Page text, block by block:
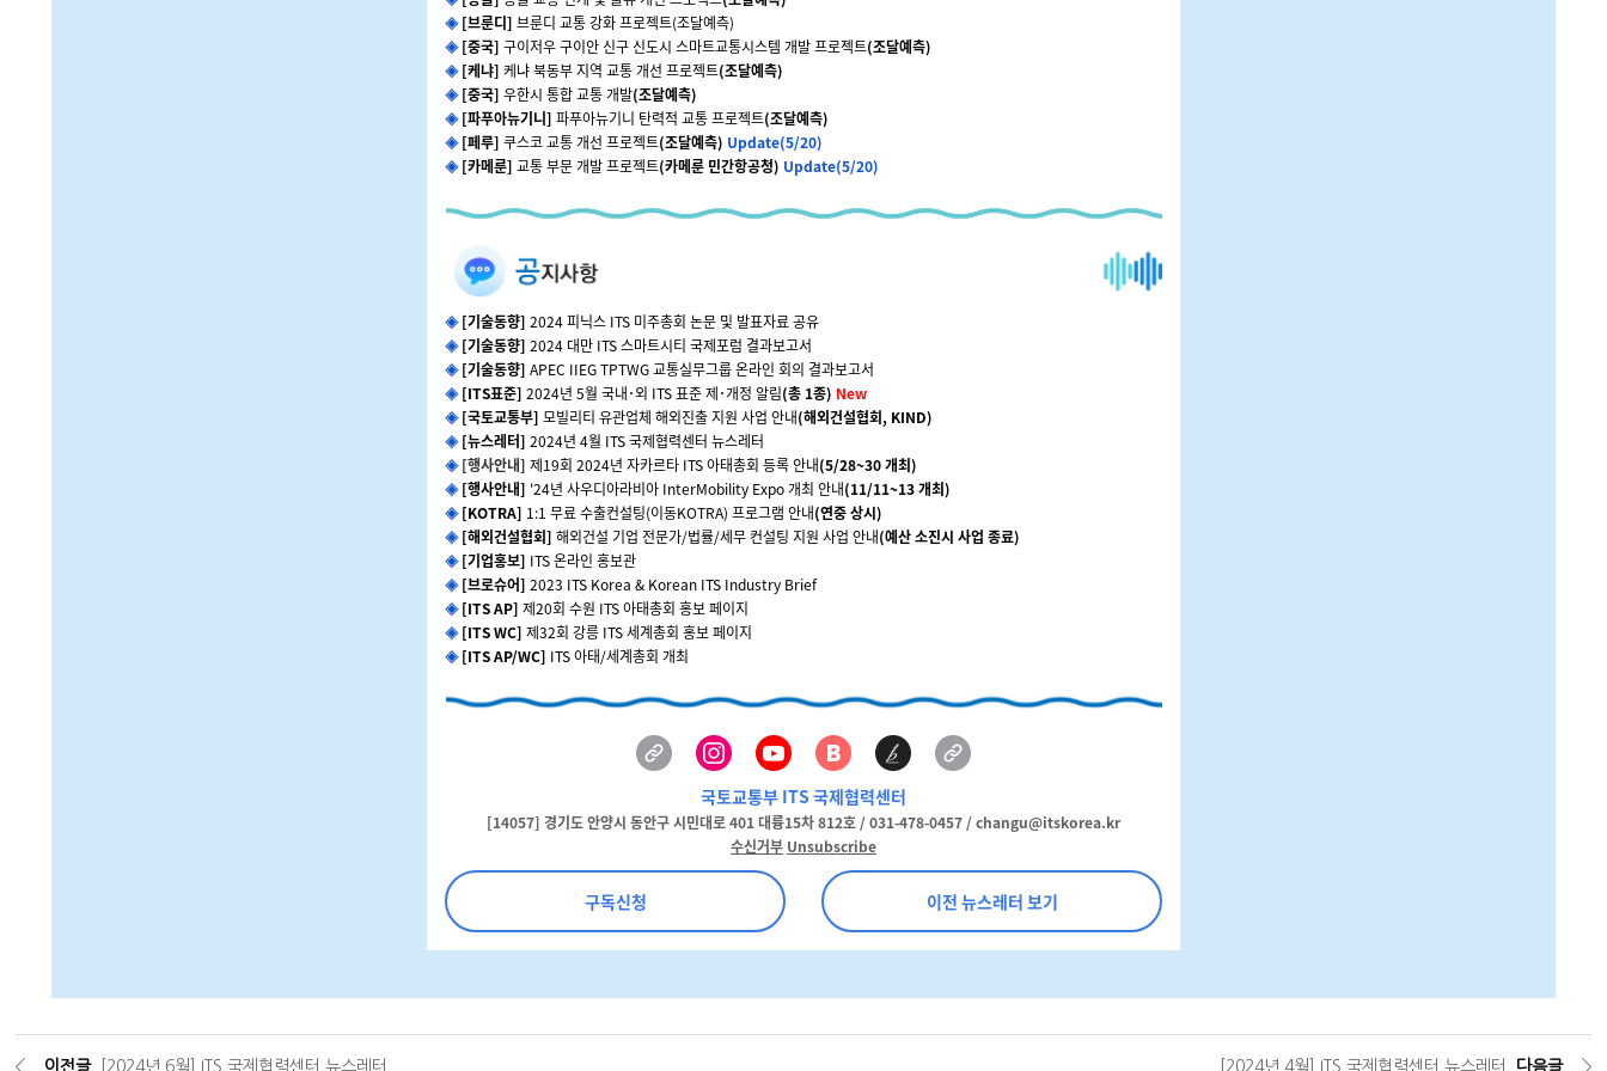
◈ [브룬디] 브룬디 교통 강화 프로젝트(조달예측)
◈ [중국] 구이저우 구이안 신구 신도시 스마트교통시스템 개발 프로젝트(조달예측)
◈ [케냐] 케냐 북동부 지역 교통 개선 프로젝트(조달예측)
◈ [중국] 우한시 통합 교통 개발(조달예측)
◈ [파푸아뉴기니] 파푸아뉴기니 탄력적 교통 프로젝트(조달예측)
◈ [페루] 쿠스코 교통 개선 프로젝트(조달예측) Update(5/20)
◈ [카메룬] 교통 부문 개발 프로젝트(카메룬 민간항공청) Update(5/20)
◈ [기술동향] 2024 피닉스 ITS 미주총회 논문 및 발표자료 공유
◈ [기술동향] 2024 대만 ITS 스마트시티 국제포럼 결과보고서
◈ [기술동향] APEC IIEG TPTWG 교통실무그룹 온라인 회의 결과보고서
◈ [ITS표준] 2024년 5월 국내･외 ITS 표준 제･개정 알림(총 1종) New
◈ [국토교통부] 모빌리티 유관업체 해외진출 지원 사업 안내(해외건설협회, KIND)
◈ [뉴스레터] 2024년 4월 ITS 국제협력센터 뉴스레터
◈ [행사안내] 제19회 2024년 자카르타 ITS 아태총회 등록 안내(5/28~30 개최)
◈ [행사안내] '24년 사우디아라비아 InterMobility Expo 개최 안내(11/11~13 개최)
◈ [KOTRA] 1:1 무료 수출컨설팅(이동KOTRA) 프로그램 안내(연중 상시)
◈ [해외건설협회] 해외건설 기업 전문가/법률/세무 컨설팅 지원 사업 안내(예산 소진시 사업 종료)
◈ [기업홍보] ITS 온라인 홍보관
◈ [브로슈어] 2023 ITS Korea & Korean ITS Industry Brief
◈ [ITS AP] 제20회 수원 ITS 아태총회 홍보 페이지
◈ [ITS WC] 제32회 강릉 ITS 세계총회 홍보 페이지
◈ [ITS AP/WC] ITS 아태/세계총회 개최
국토교통부 ITS 국제협력센터
[14057] 경기도 안양시 동안구 시민대로 401 대륭15차 812호 / 031-478-0457 / changu@itskorea.kr
수신거부 Unsubscribe
구독신청 이전 뉴스레터 보기
이전글 [2024년 6월] ITS 국제협력센터 뉴스레터 다음글
[2024년 4월] ITS 국제협력센터 뉴스레터